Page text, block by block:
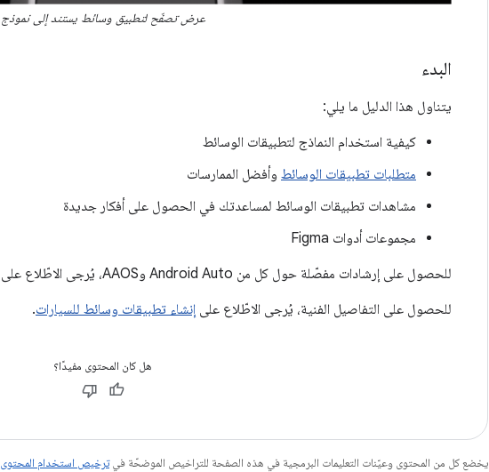
عرض تصفّح لتطبيق وسائط يستند إلى نموذج
البدء
يتناول هذا الدليل ما يلي:
كيفية استخدام النماذج لتطبيقات الوسائط
متطلبات تطبيقات الوسائط وأفضل الممارسات
مشاهدات تطبيقات الوسائط لمساعدتك في الحصول على أفكار جديدة
مجموعات أدوات Figma
للحصول على إرشادات مفصّلة حول كل من Android Auto وAAOS، يُرجى الاطّلاع على
للحصول على التفاصيل الفنية، يُرجى الاطّلاع على إنشاء تطبيقات وسائط للسيارات.
هل كان المحتوى مفيدًا؟
يخضع كل من المحتوى وعيّنات التعليمات البرمجية في هذه الصفحة للتراخيص الموضحّة فيترخيص استخدام المحتوى